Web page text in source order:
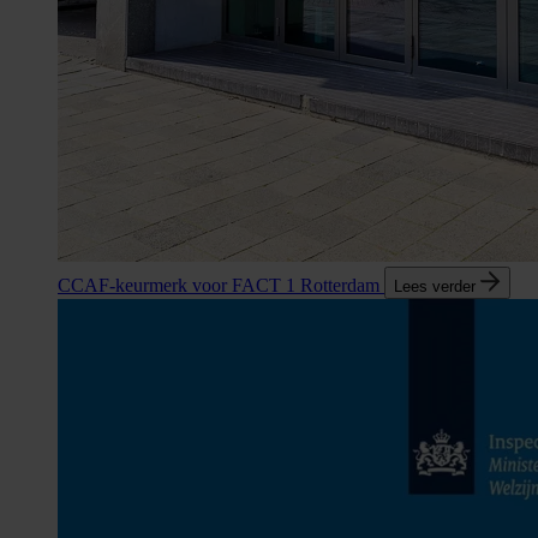
CCAF-keurmerk voor FACT 1 Rotterdam Lees verder